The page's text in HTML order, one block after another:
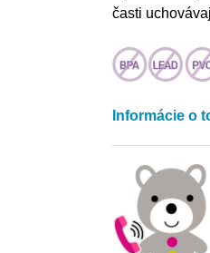
časti
Informácie o